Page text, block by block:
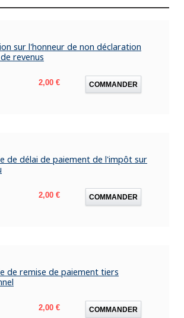
sur l'honneur de non déclaration
revenus
Prix
2,00 € COMMANDER
de délai de paiement de l'impôt sur
Prix
2,00 € COMMANDER
de remise de paiement tiers
Prix
2,00 € COMMANDER